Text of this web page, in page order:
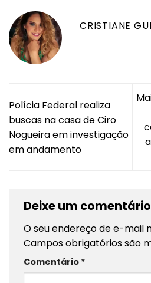
CRISTIANE
Polícia Federal realiza
buscas na casa de Ciro
Nogueira em investigação
em andamento
Deixe um comentário
O seu endereço de e-mail
Campos obrigatórios são
Comentário *